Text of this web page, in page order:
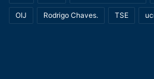
OIJ Rodrigo Chaves. TSE